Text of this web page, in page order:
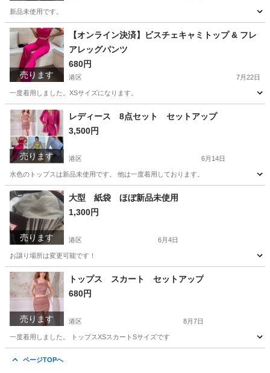
新品未使用です。
東京 港区 シャツ 新品
売ります
【オンライン決済】ビスチェキャミトップ & フレ
アレッグパンツ
680円
港区 7月22日
一度着用しました。XSサイズになります。
東京 港区 ボトムス
売ります
レディース 8点セット セットアップ
3,500円
港区 6月14日
水色のトップスは新品未使用です。 他は一度着用しております。
東京 港区 ワンピース セットアップ
売ります
大型 紙袋 ほぼ新品未使用
1,300円
港区 6月4日
お譲り場所は変更可能です！
東京 港区 トレーナー 紙袋
売ります
トップス スカート セットアップ
680円
港区 8月7日
一度着用しました。 トップスXSスカートSサイズです
ページTOPへ